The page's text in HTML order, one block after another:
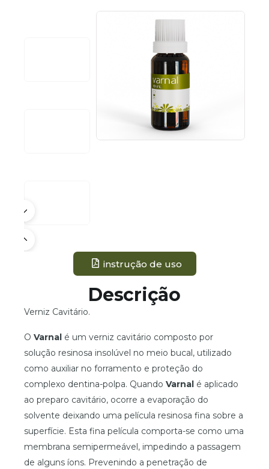
instrução de uso
Descrição
Verniz Cavitário.
O Varnal é um verniz cavitário composto por
solução resinosa insolúvel no meio bucal, utilizado
como auxiliar no forramento e proteção do
complexo dentina-polpa. Quando Varnal é aplicado
ao preparo cavitário, ocorre a evaporação do
solvente deixando uma película resinosa fina sobre a
superfície. Esta fina película comporta-se como uma
membrana semipermeável, impedindo a passagem
de alguns íons. Prevenindo a penetração de